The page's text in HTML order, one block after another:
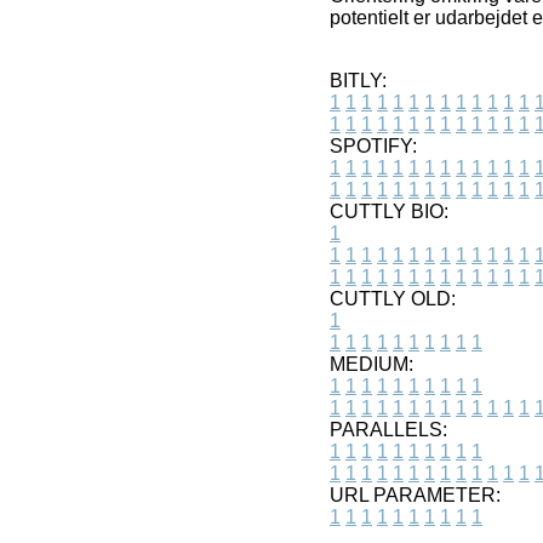
potentielt er udarbejdet
BITLY:
1 1 1 1 1 1 1 1 1 1 1 1 1 1
1 1 1 1 1 1 1 1 1 1 1 1 1 1
SPOTIFY:
1 1 1 1 1 1 1 1 1 1 1 1 1 1
1 1 1 1 1 1 1 1 1 1 1 1 1 1
CUTTLY BIO:
1
1 1 1 1 1 1 1 1 1 1 1 1 1 1
1 1 1 1 1 1 1 1 1 1 1 1 1 1
CUTTLY OLD:
1
1 1 1 1 1 1 1 1 1 1
MEDIUM:
1 1 1 1 1 1 1 1 1 1
1 1 1 1 1 1 1 1 1 1 1 1 1 1
PARALLELS:
1 1 1 1 1 1 1 1 1 1
1 1 1 1 1 1 1 1 1 1 1 1 1 1
URL PARAMETER:
1 1 1 1 1 1 1 1 1 1